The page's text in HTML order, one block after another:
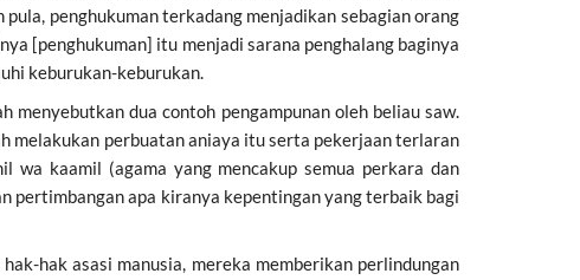
penghukuman terkadang menjadikan sebagian orang
[penghukuman] itu menjadi sarana penghalang baginya
keburukan-keburukan.
menyebutkan dua contoh pengampunan oleh beliau saw.
melakukan perbuatan aniaya itu serta pekerjaan terlaran
wa kaamil (agama yang mencakup semua perkara dan
pertimbangan apa kiranya kepentingan yang terbaik bagi
hak asasi manusia, mereka memberikan perlindungan